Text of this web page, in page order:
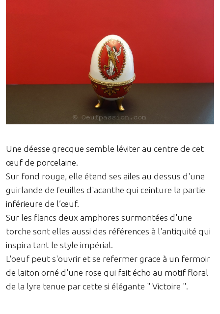
Une déesse grecque semble léviter au centre de cet
œuf de porcelaine.
Sur fond rouge, elle étend ses ailes au dessus d'une
guirlande de feuilles d'acanthe qui ceinture la partie
inférieure de l’œuf.
Sur les flancs deux amphores surmontées d'une
torche sont elles aussi des références à l'antiquité qui
inspira tant le style impérial.
L'oeuf peut s'ouvrir et se refermer grace à un fermoir
de laiton orné d'une rose qui fait écho au motif floral
de la lyre tenue par cette si élégante " Victoire ".